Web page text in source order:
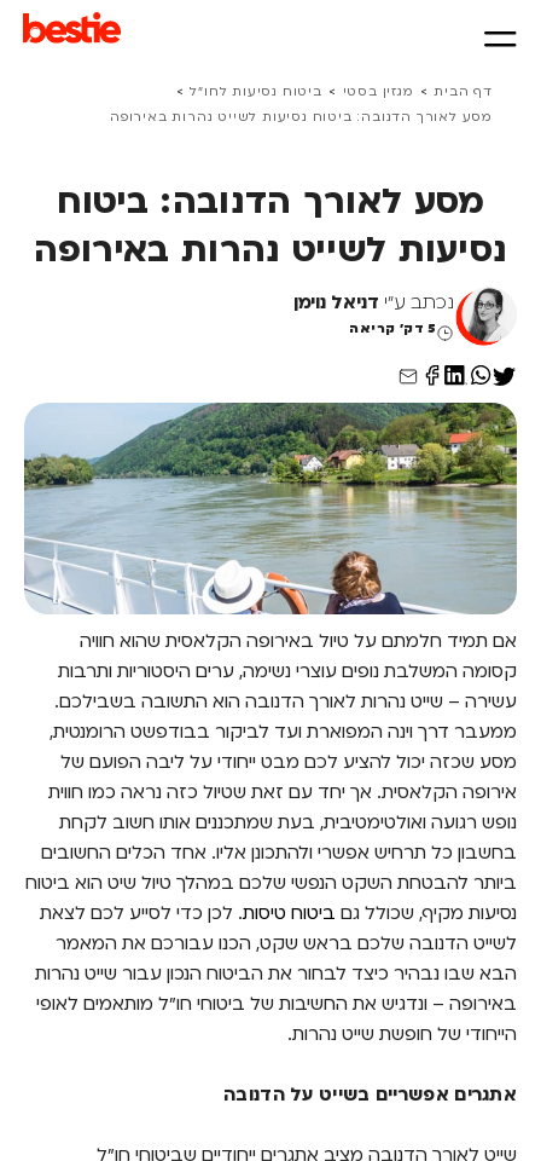
דף הבית > מגזין בסטי > ביטוח נסיעות לחו״ל >
מסע לאורך הדנובה: ביטוח נסיעות לשייט נהרות באירופה
מסע לאורך הדנובה: ביטוח
נסיעות לשייט נהרות באירופה
נכתב ע"י דניאל נוימן
5 דק' קריאה
אם תמיד חלמתם על טיול באירופה הקלאסית שהוא חוויה
קסומה המשלבת נופים עוצרי נשימה, ערים היסטוריות ותרבות
עשירה – שייט נהרות לאורך הדנובה הוא התשובה בשבילכם.
ממעבר דרך וינה המפוארת ועד לביקור בבודפשט הרומנטית,
מסע שכזה יכול להציע לכם מבט ייחודי על ליבה הפועם של
אירופה הקלאסית. אך יחד עם זאת שטיול כזה נראה כמו חווית
נופש רגועה ואולטימטיבית, בעת שמתכננים אותו חשוב לקחת
בחשבון כל תרחיש אפשרי ולהתכונן אליו. אחד הכלים החשובים
ביותר להבטחת השקט הנפשי שלכם במהלך טיול שיט הוא ביטוח
נסיעות מקיף, שכולל גם ביטוח טיסות. לכן כדי לסייע לכם לצאת
לשייט הדנובה שלכם בראש שקט, הכנו עבורכם את המאמר
הבא שבו נבהיר כיצד לבחור את הביטוח הנכון עבור שייט נהרות
באירופה – ונדגיש את החשיבות של ביטוחי חו"ל מותאמים לאופי
הייחודי של חופשת שייט נהרות.
אתגרים אפשריים בשייט על הדנובה
שייט לאורך הדנובה מציב אתגרים ייחודיים שביטוחי חו"ל